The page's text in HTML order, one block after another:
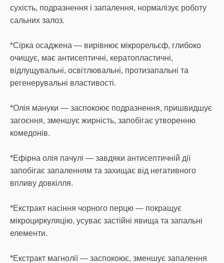
сухість, подразнення і запалення, нормалізує роботу
сальних залоз.
*Сірка осаджена — вирівнює мікрорельєф, глибоко
очищує, має антисептичні, кератопластичні,
відлущувальні, освітлювальні, протизапальні та
регенерувальні властивості.
*Олія мануки — заспокоює подразнення, пришвидшує
загоєння, зменшує жирність, запобігає утворенню
комедонів.
*Ефірна олія пачулі — завдяки антисептичній дії
запобігає запаленням та захищає від негативного
впливу довкілля.
*Екстракт насіння чорного перцю — покращує
мікроциркуляцію, усуває застійні явища та запальні
елементи.
*Екстракт магнолії — заспокоює, зменшує запалення